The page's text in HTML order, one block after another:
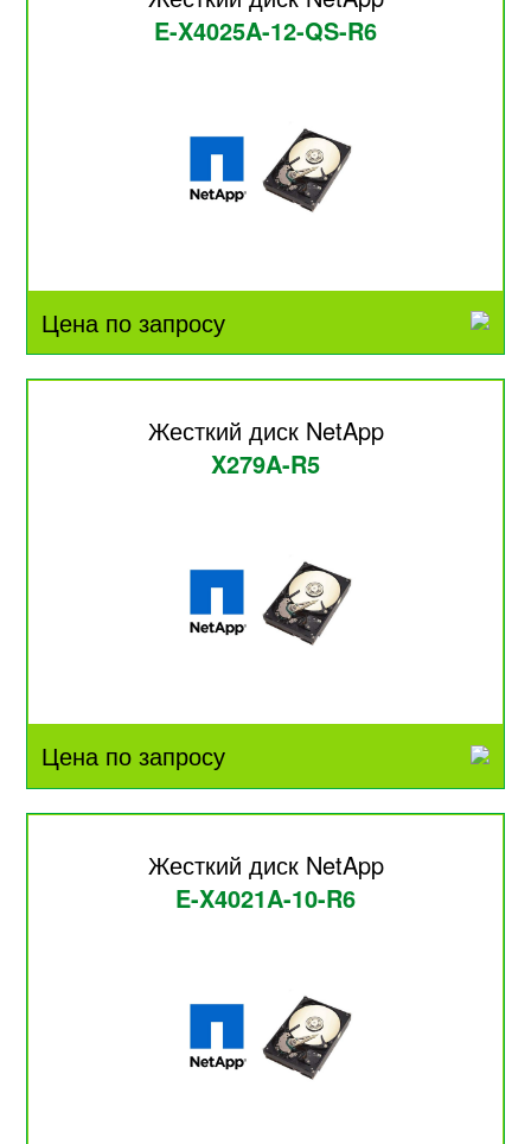
E-X4025A-12-QS-R6
Цена по запросу
Жесткий диск NetApp
X279A-R5
Цена по запросу
Жесткий диск NetApp
E-X4021A-10-R6